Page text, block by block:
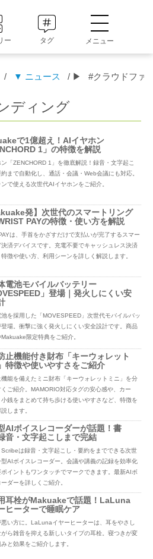
ー タグ メニュー
/ ▼ ニュース / ▶ #クラウドファ
ディング
で1億超え！AIイヤホン
1」の特徴を解説
「ZENCHORD 1」を徹底解説！録音・文字起こ
約まで自動化し、通話・会議・Web会議にも対応。
で使える次世代AIイヤホンをご紹介。
発】次世代のスマートリング
PAYの特徴・使い方を解説
は、手首をかざすだけで支払いが完了するスマー
決済デバイスです。充電不要でキャッシュレス決済
徴や使い方、利用シーンを詳しく解説します。
電池モバイルバッテリー
」登場｜発火しにくい安
を採用した「MOVESPEED」次世代モバイルバッ
登場。衝撃に強く発火しにくい安全設計です。商品
限定特典をご紹介。
止機能付き財布「キーウォレット
特徴や使いやすさをご紹介
機能を備えたミニ財布「キーウォレットミニ」を分
ご紹介。MAMORIO対応タグの安心感や、カー
小銭をまとめて持ち歩ける使いやすさなど、特徴を
します。
AIボイスレコーダーが話題！書
音・文字起こしまで完結
は録音・文字起こし・要約をまでできる次世
型AIボイスレコーダー。会議や講義の記録を効率化
ポイントもワンタッチでマークできます。最新AIボ
ダーを詳しくご紹介。
耳栓がMakuakeで話題！LaLuna
ヒーターで睡眠ケア
い方に。LaLunaイヤーヒーターは、耳をやさし
がら雑音を抑える新しいタイプの耳栓。寝つきが変
と効果をご紹介します。